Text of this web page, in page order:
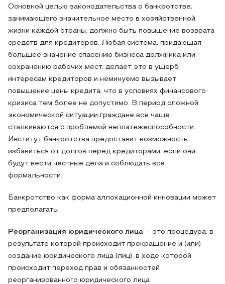
Основной целью законодательства о банкротстве,
занимающего значительное место в хозяйственной
жизни каждой страны, должно быть повышение возврата
средств для кредиторов. Любая система, придающая
большее значение спасению бизнеса должника или
сохранению рабочих мест, делает это в ущерб
интересам кредиторов и неминуемо вызывает
повышение цены кредита, что в условиях финансового
кризиса тем более не допустимо. В период сложной
экономической ситуации граждане все чаще
сталкиваются с проблемой неплатежеспособности.
Институт банкротства предоставит возможность
избавиться от долгов перед кредиторами, если они
будут вести честные дела и соблюдать все
формальности.
Банкротство как форма аллокационной инновации может
предполагать:
Реорганизация юридического лица – это процедура, в
результате которой происходит прекращение и (или)
создание юридического лица (лиц), в ходе которой
происходит переход прав и обязанностей
реорганизованного юридического лица